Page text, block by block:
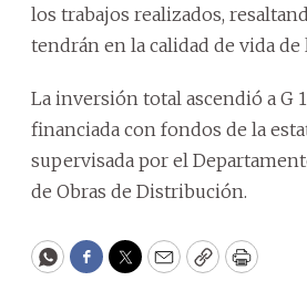
los trabajos realizados,
tendrán en la calidad de vida de
La inversión total ascendió a G
financiada con fondos de la
supervisada por el
de Obras de Distribución.
WhatsApp
Facebook
Twitter
EmailCopyPrint